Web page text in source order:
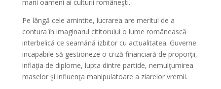
marii oameni ai culturii româneşti.
Pe lângă cele amintite, lucrarea are meritul de a
contura în imaginarul cititorului o lume românească
interbelică ce seamănă izbitor cu actualitatea. Guverne
incapabile să gestioneze o criză financiară de proporţii,
inflaţia de diplome, lupta dintre partide, nemulţumirea
maselor şi influenţa manipulatoare a ziarelor vremii.